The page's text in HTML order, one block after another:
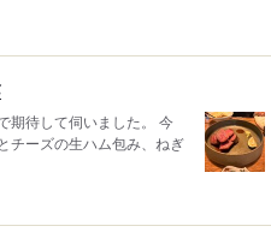
期待して伺いました。 今
チーズの生ハム包み、ねぎ